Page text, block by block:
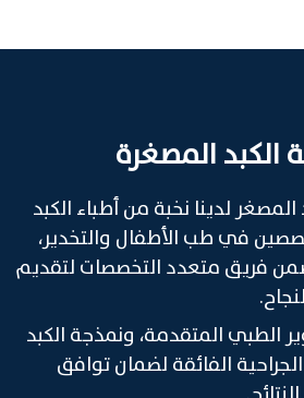
الكبد المصغرة
لدينا نخبة من أطباء الكبد
في طب الأطفال والتخدير،
فريق متعدد التخصصات لتقديم
الطبي المتقدمة، ونمذجة الكبد
الجراحية الفائقة لضمان توافق